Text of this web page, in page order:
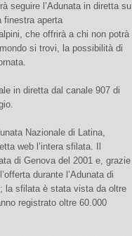
seguire l’Adunata in diretta su
finestra aperta
che offrirà a chi non potrà
si trovi, la possibilità di
in diretta dal canale 907 di
Nazionale di Latina,
web l’intera sfilata. Il
di Genova del 2001 e, grazie
durante l’Adunata di
la sfilata è stata vista da oltre
registrato oltre 60.000